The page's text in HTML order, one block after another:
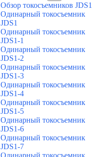
Обзор токосъемников JDS1
Одинарный токосъемник
JDS1
Одинарный токосъемник
JDS1-1
Одинарный токосъемник
JDS1-2
Одинарный токосъемник
JDS1-3
Одинарный токосъемник
JDS1-4
Одинарный токосъемник
JDS1-5
Одинарный токосъемник
JDS1-6
Одинарный токосъемник
JDS1-7
Одинарный токосъемник